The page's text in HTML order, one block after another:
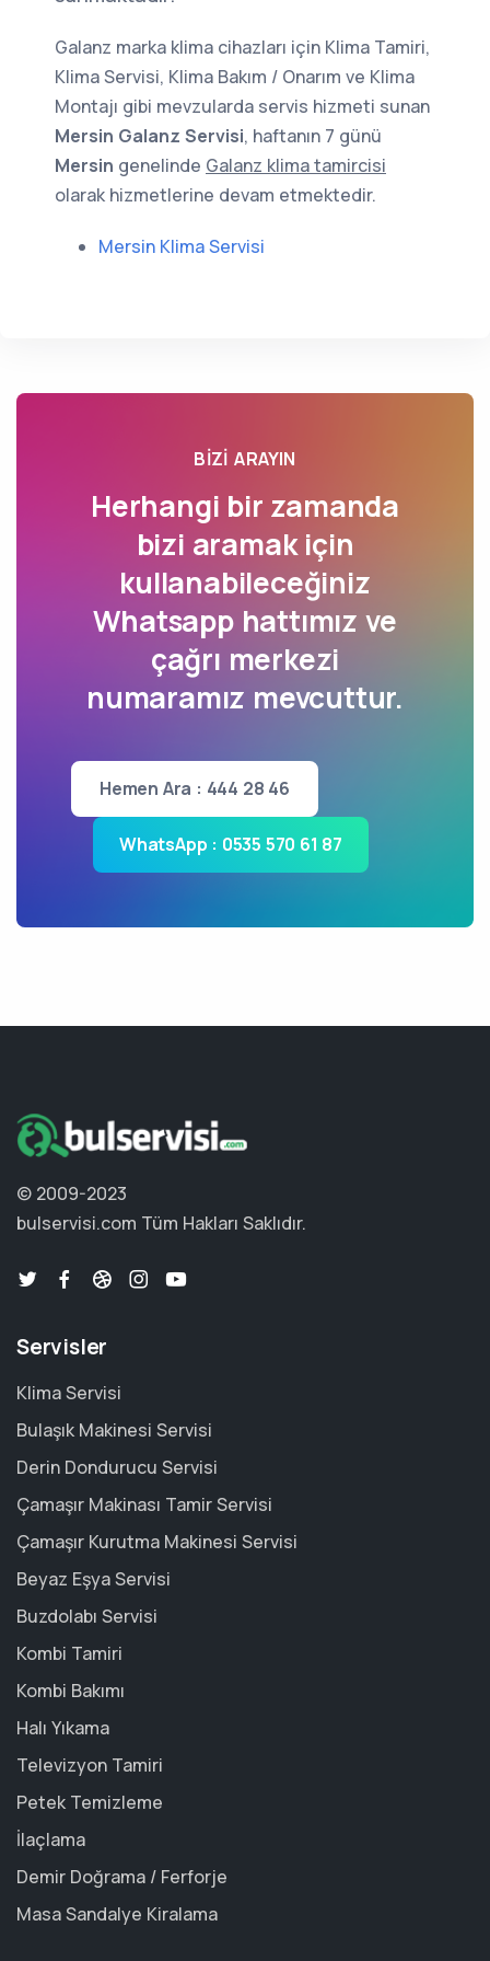
Galanz marka klima cihazları için Klima Tamiri,
Klima Servisi, Klima Bakım / Onarım ve Klima
Montajı gibi mevzularda servis hizmeti sunan
Mersin Galanz Servisi, haftanın 7 günü
Mersin genelinde Galanz klima tamircisi
olarak hizmetlerine devam etmektedir.
Mersin Klima Servisi
BIZI ARAYIN
Herhangi bir zamanda
bizi aramak için
kullanabileceğiniz
Whatsapp hattımız ve
çağrı merkezi
numaramız mevcuttur.
Hemen Ara : 444 28 46
WhatsApp : 0535 570 61 87
© 2009-2023
bulservisi.com Tüm Hakları Saklıdır.
Servisler
Klima Servisi
Bulaşık Makinesi Servisi
Derin Dondurucu Servisi
Çamaşır Makinası Tamir Servisi
Çamaşır Kurutma Makinesi Servisi
Beyaz Eşya Servisi
Buzdolabı Servisi
Kombi Tamiri
Kombi Bakımı
Halı Yıkama
Televizyon Tamiri
Petek Temizleme
İlaçlama
Demir Doğrama / Ferforje
Masa Sandalye Kiralama